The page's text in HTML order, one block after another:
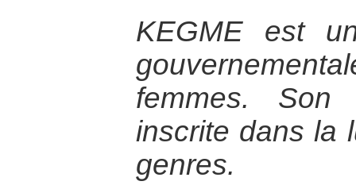
KEGME est
femmes. Son
inscrite dans la
genres.